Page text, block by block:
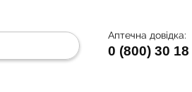
Аптечна довідка:
0 (800) 30 18